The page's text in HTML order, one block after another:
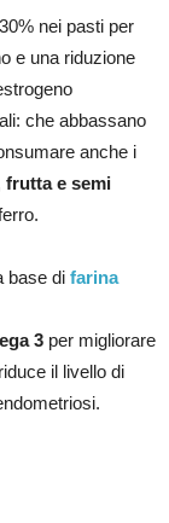
nei pasti per
e una riduzione
che abbassano
anche i
frutta e semi
base di farina
3 per migliorare
il livello di